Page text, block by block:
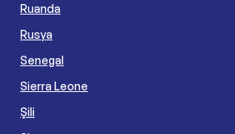
Ruanda
Rusya
Senegal
Sierra Leone
Şili